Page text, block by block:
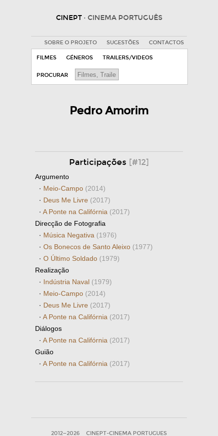
CINEPT · CINEMA PORTUGUÊS
SOBRE O PROJETO SUGESTÕES CONTACTOS
FILMES GÉNEROS TRAILERS/VIDEOS
PROCURAR
Pedro Amorim
Participações [#12]
Argumento
· Meio-Campo (2014)
· Deus Me Livre (2017)
· A Ponte na Califórnia (2017)
Direcção de Fotografia
· Música Negativa (1976)
· Os Bonecos de Santo Aleixo (1977)
· O Último Soldado (1979)
Realização
· Indústria Naval (1979)
· Meio-Campo (2014)
· Deus Me Livre (2017)
· A Ponte na Califórnia (2017)
Diálogos
· A Ponte na Califórnia (2017)
Guião
· A Ponte na Califórnia (2017)
2012—2026 CINEPT-CINEMA PORTUGUES